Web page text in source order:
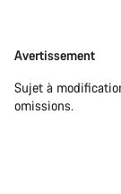
Avertissement
Avertissement
Sujet à
omissions.